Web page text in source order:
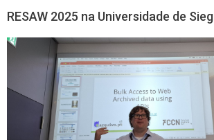
RESAW 2025 na Universidade de